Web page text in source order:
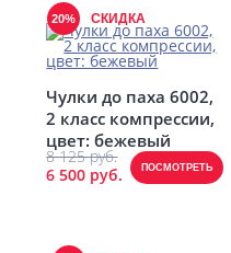
20% СКИДКА
Чулки до паха 6002,
2 класс компрессии,
цвет: бежевый
8 125 руб.
6 500 руб.
ПОСМОТРЕТЬ